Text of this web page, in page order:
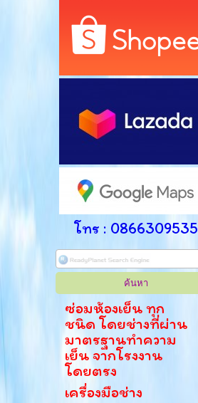
โทร : 0866309535
ซ่อมห้องเย็น ทุก
ชนิด โดยช่างที่ผ่าน
มาตรฐานทำความ
เย็น จากโรงงาน
โดยตรง
เครื่องมือช่าง